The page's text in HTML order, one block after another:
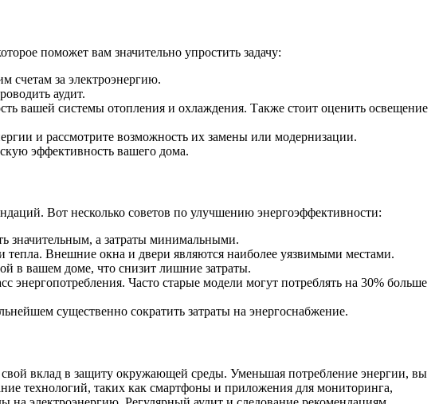
поможет вам значительно упростить задачу:
счетам за электроэнергию.
аудит.
вашей системы отопления и охлаждения. Также стоит оценить освещение
и рассмотрите возможность их замены или модернизации.
эффективность вашего дома.
Вот несколько советов по улучшению энергоэффективности:
значительным, а затраты минимальными.
Внешние окна и двери являются наиболее уязвимыми местами.
в вашем доме, что снизит лишние затраты.
Часто старые модели могут потреблять на 30% больше
существенно сократить затраты на энергоснабжение.
вклад в защиту окружающей среды. Уменьшая потребление энергии, вы
технологий, таких как смартфоны и приложения для мониторинга,